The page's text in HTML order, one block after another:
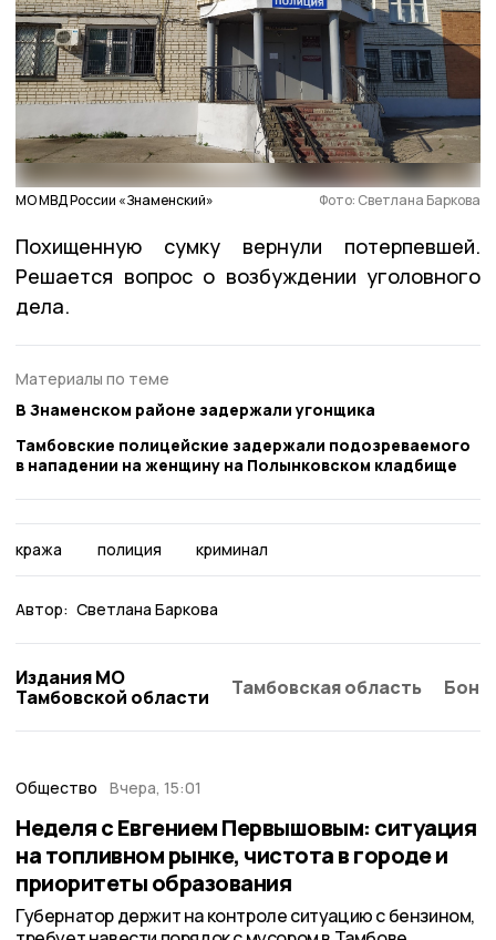
МО МВД России «Знаменский» Фото: Светлана Баркова
Похищенную сумку вернули потерпевшей.
Решается вопрос о возбуждении уголовного
дела.
Материалы по теме
В Знаменском районе задержали угонщика
Тамбовские полицейские задержали подозреваемого
в нападении на женщину на Полынковском кладбище
кража полиция криминал
Автор: Светлана Баркова
Издания МО
Тамбовской области
Тамбовская область
Общество Вчера, 15:01
Неделя с Евгением Первышовым: ситуация
на топливном рынке, чистота в городе и
приоритеты образования
Губернатор держит на контроле ситуацию с бензином,